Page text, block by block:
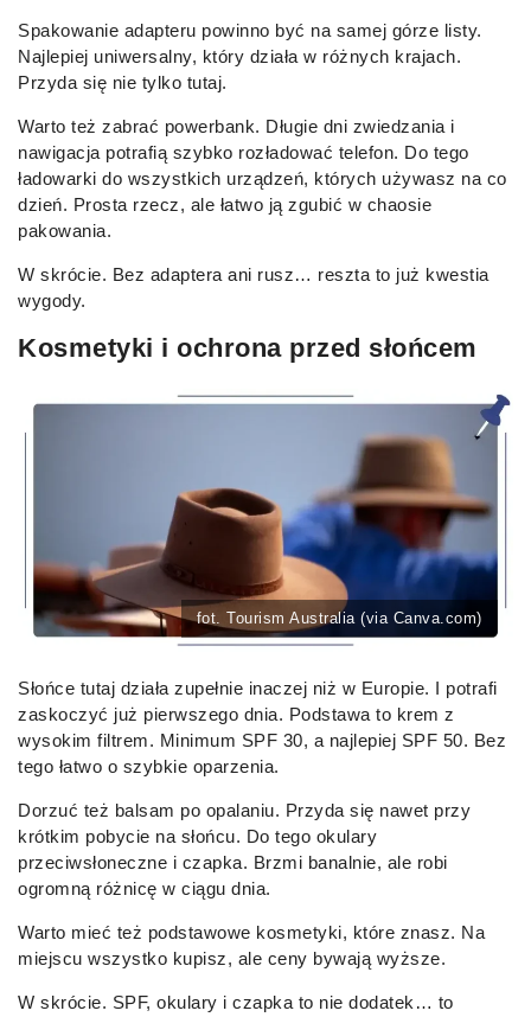
Spakowanie adapteru powinno być na samej górze listy.
Najlepiej uniwersalny, który działa w różnych krajach.
Przyda się nie tylko tutaj.
Warto też zabrać powerbank. Długie dni zwiedzania i
nawigacja potrafią szybko rozładować telefon. Do tego
ładowarki do wszystkich urządzeń, których używasz na co
dzień. Prosta rzecz, ale łatwo ją zgubić w chaosie
pakowania.
W skrócie. Bez adaptera ani rusz… reszta to już kwestia
wygody.
Kosmetyki i ochrona przed słońcem
fot. Tourism Australia (via Canva.com)
Słońce tutaj działa zupełnie inaczej niż w Europie. I potrafi
zaskoczyć już pierwszego dnia. Podstawa to krem z
wysokim filtrem. Minimum SPF 30, a najlepiej SPF 50. Bez
tego łatwo o szybkie oparzenia.
Dorzuć też balsam po opalaniu. Przyda się nawet przy
krótkim pobycie na słońcu. Do tego okulary
przeciwsłoneczne i czapka. Brzmi banalnie, ale robi
ogromną różnicę w ciągu dnia.
Warto mieć też podstawowe kosmetyki, które znasz. Na
miejscu wszystko kupisz, ale ceny bywają wyższe.
W skrócie. SPF, okulary i czapka to nie dodatek… to